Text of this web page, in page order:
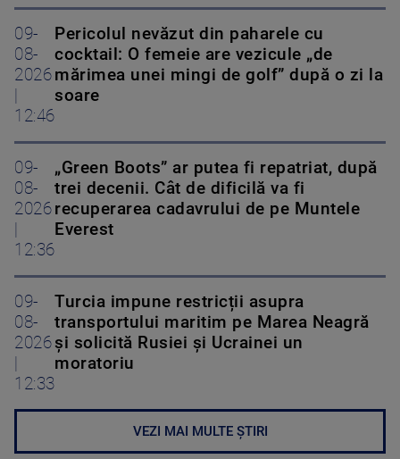
09-
08-
2026
12:46
Pericolul nevăzut din paharele cu
cocktail: O femeie are vezicule „de
mărimea unei mingi de golf” după o zi la
soare
09-
08-
2026
12:36
„Green Boots” ar putea fi repatriat, după
trei decenii. Cât de dificilă va fi
recuperarea cadavrului de pe Muntele
Everest
09-
08-
2026
12:33
Turcia impune restricții asupra
transportului maritim pe Marea Neagră
și solicită Rusiei și Ucrainei un
moratoriu
VEZI MAI MULTE ȘTIRI